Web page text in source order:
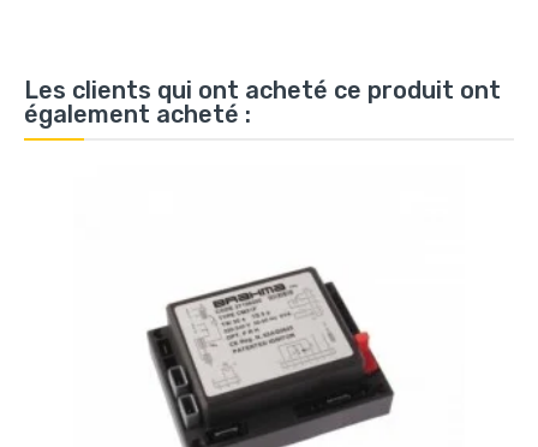
Les clients qui ont acheté ce produit ont
également acheté :